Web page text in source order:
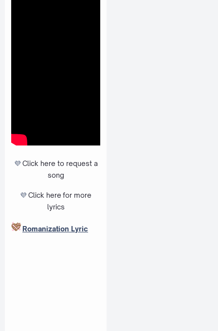
💜 Click here to request a
song
💜 Click here for more
lyrics
Romanization Lyric